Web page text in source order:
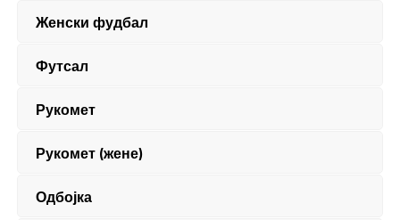
Женски фудбал
Футсал
Рукомет
Рукомет (жене)
Одбојка